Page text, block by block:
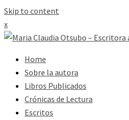
Skip to content
x
Home
Sobre la autora
Libros Publicados
Crónicas de Lectura
Escritos